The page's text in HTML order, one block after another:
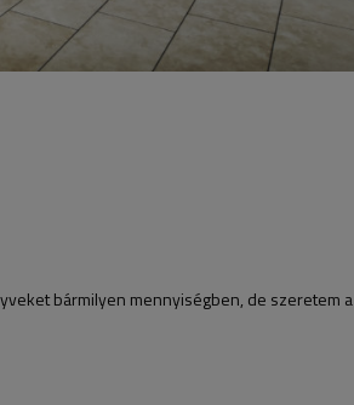
bármilyen mennyiségben, de szeretem a